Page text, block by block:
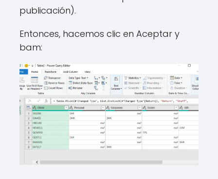
publicación).
Entonces, hacemos clic en Aceptar y
bam: